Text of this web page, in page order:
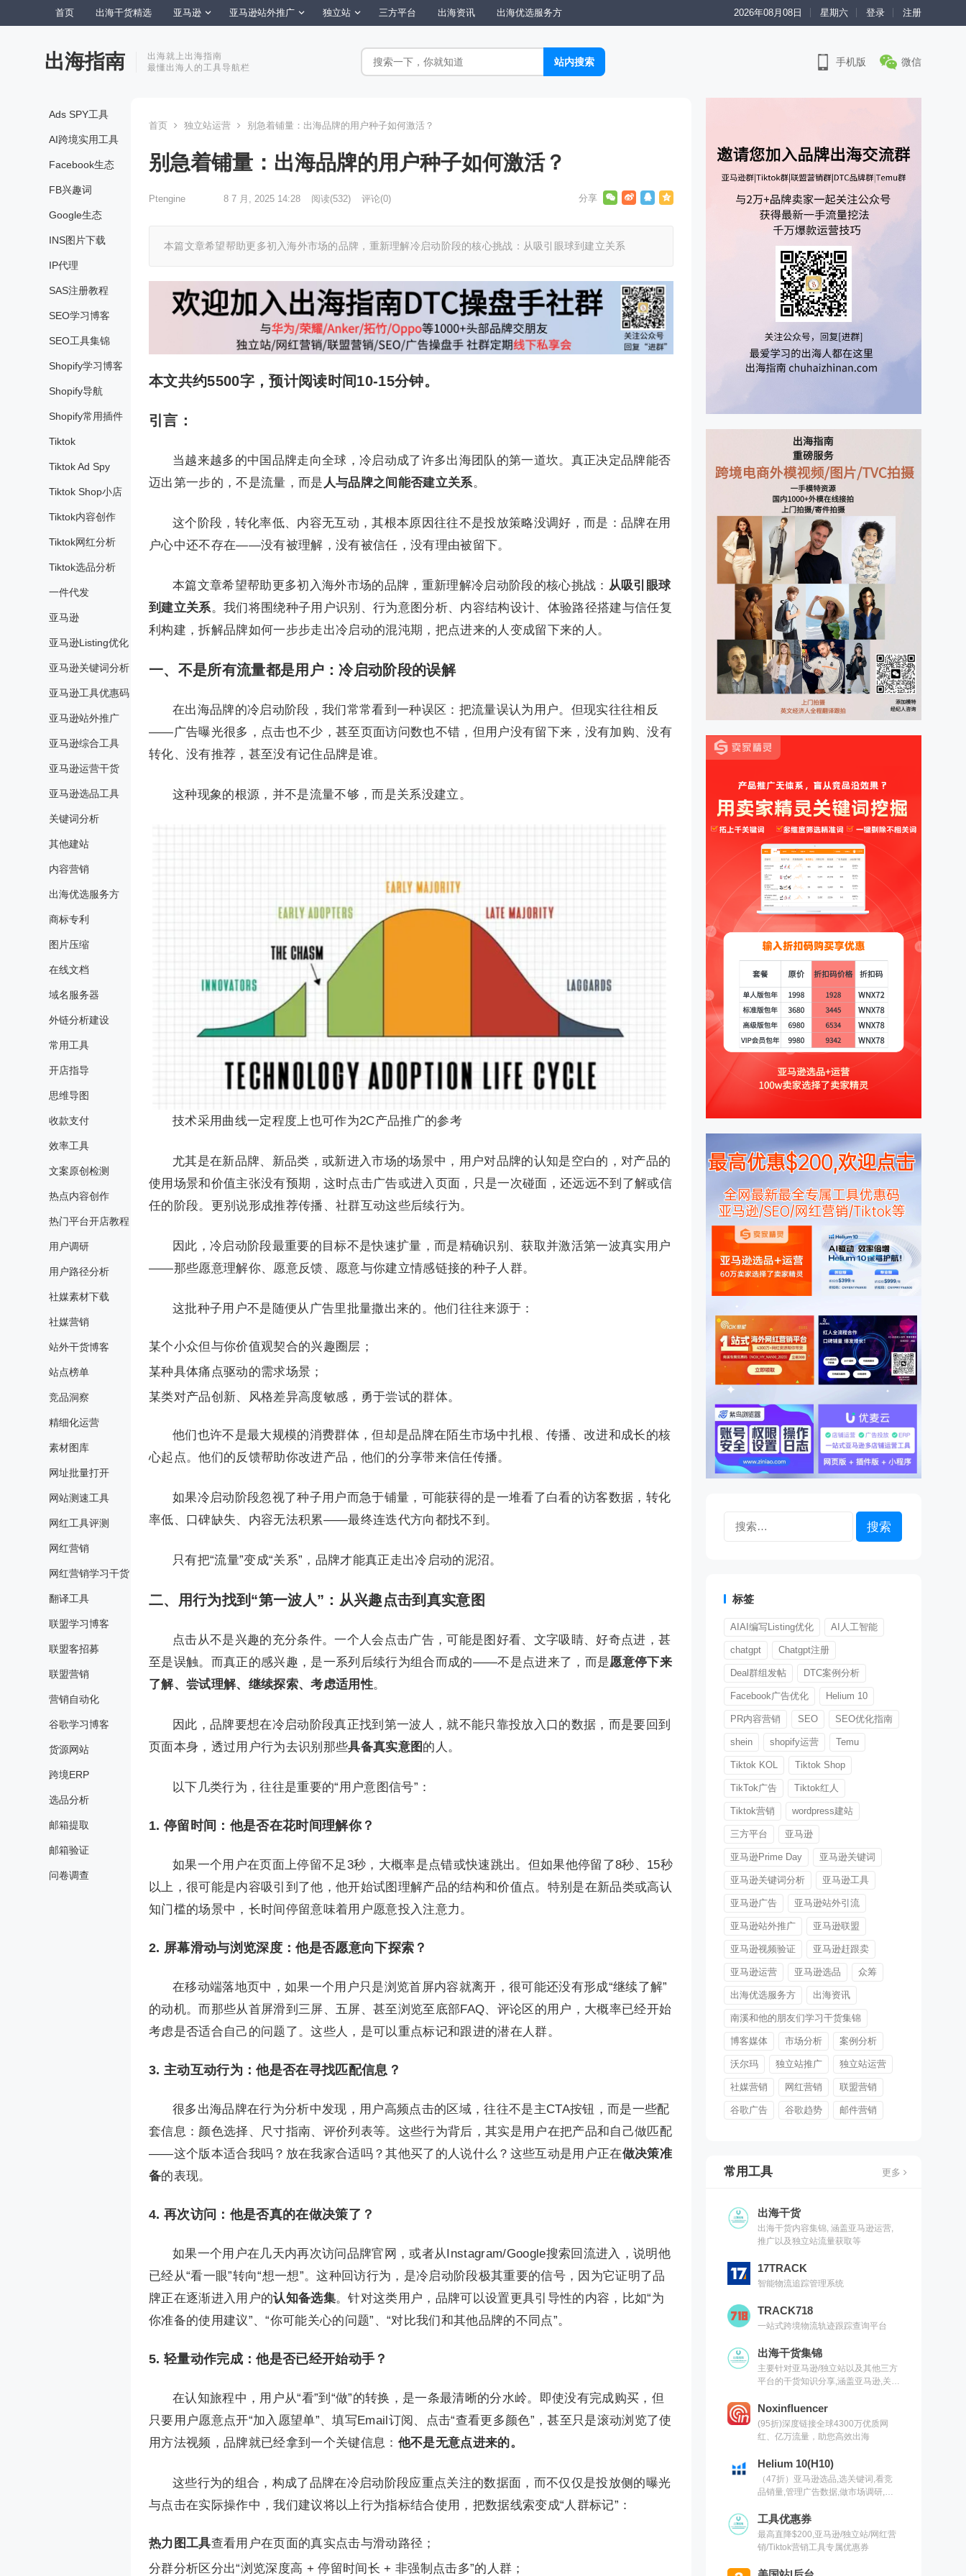
首页 出海干货精选 亚马逊 亚马逊站外推广 独立站 三方平台 出海资讯 出海优选服务方 2026年08月08日 星期六 登录 注册
出海指南
出海就上出海指南
最懂出海人的工具导航栏
手机版 微信
Ads SPY工具
AI跨境实用工具
Facebook生态
FB兴趣词
Google生态
INS图片下载
IP代理
SAS注册教程
SEO学习博客
SEO工具集锦
Shopify学习博客
Shopify导航
Shopify常用插件
Tiktok
Tiktok Ad Spy
Tiktok Shop小店
Tiktok内容创作
Tiktok网红分析
Tiktok选品分析
一件代发
亚马逊
亚马逊Listing优化
亚马逊关键词分析
亚马逊工具优惠码
亚马逊站外推广
亚马逊综合工具
亚马逊运营干货
亚马逊选品工具
关键词分析
其他建站
内容营销
出海优选服务方
商标专利
图片压缩
在线文档
域名服务器
外链分析建设
常用工具
开店指导
思维导图
收款支付
效率工具
文案原创检测
热点内容创作
热门平台开店教程
用户调研
用户路径分析
社媒素材下载
社媒营销
站外干货博客
站点榜单
竞品洞察
精细化运营
素材图库
网址批量打开
网站测速工具
网红工具评测
网红营销
网红营销学习干货
翻译工具
联盟学习博客
联盟客招募
联盟营销
营销自动化
谷歌学习博客
货源网站
跨境ERP
选品分析
邮箱提取
邮箱验证
问卷调查
首页 独立站运营 别急着铺量：出海品牌的用户种子如何激活？
别急着铺量：出海品牌的用户种子如何激活？
Ptengine 8 7 月, 2025 14:28 阅读(532) 评论(0)
本篇文章希望帮助更多初入海外市场的品牌，重新理解冷启动阶段的核心挑战：从吸引眼球到建立关系
本文共约5500字，预计阅读时间10-15分钟。
引言：
当越来越多的中国品牌走向全球，冷启动成了许多出海团队的第一道坎。真正决定品牌能否
迈出第一步的，不是流量，而是 人与品牌之间能否建立关系。
这个阶段，转化率低、内容无互动，其根本原因往往不是投放策略没调好，而是：品牌在用
户心中还不存在——没有被理解，没有被信任，没有理由被留下。
本篇文章希望帮助更多初入海外市场的品牌，重新理解冷启动阶段的核心挑战： 从吸引眼球
到建立关系。我们将围绕种子用户识别、行为意图分析、内容结构设计、体验路径搭建与信任复
利构建，拆解品牌如何一步步走出冷启动的混沌期，把点进来的人变成留下来的人。
一、不是所有流量都是用户：冷启动阶段的误解
在出海品牌的冷启动阶段，我们常常看到一种误区：把流量误认为用户。但现实往往相反
——广告曝光很多，点击也不少，甚至页面访问数也不错，但用户没有留下来，没有加购、没有
转化、没有推荐，甚至没有记住品牌是谁。
这种现象的根源，并不是流量不够，而是关系没建立。
技术采用曲线一定程度上也可作为2C产品推广的参考
尤其是在新品牌、新品类，或新进入市场的场景中，用户对品牌的认知是空白的，对产品的
使用场景和价值主张没有预期，这时点击广告或进入页面，只是一次碰面，还远远不到了解或信
任的阶段。更别说形成推荐传播、社群互动这些后续行为。
因此，冷启动阶段最重要的目标不是快速扩量，而是精确识别、获取并激活第一波真实用户
——那些愿意理解你、愿意反馈、愿意与你建立情感链接的种子人群。
这批种子用户不是随便从广告里批量撒出来的。他们往往来源于：
某个小众但与你价值观契合的兴趣圈层；
某种具体痛点驱动的需求场景；
某类对产品创新、风格差异高度敏感，勇于尝试的群体。
他们也许不是最大规模的消费群体，但却是品牌在陌生市场中扎根、传播、改进和成长的核
心起点。他们的反馈帮助你改进产品，他们的分享带来信任传播。
如果冷启动阶段忽视了种子用户而急于铺量，可能获得的是一堆看了白看的访客数据，转化
率低、口碑缺失、内容无法积累——最终连迭代方向都找不到。
只有把“流量”变成“关系”，品牌才能真正走出冷启动的泥沼。
二、用行为找到“第一波人”：从兴趣点击到真实意图
点击从不是兴趣的充分条件。一个人会点击广告，可能是图好看、文字吸睛、好奇点进，甚
至是误触。而真正的感兴趣，是一系列后续行为组合而成的——不是点进来了，而是愿意停下来
了解、尝试理解、继续探索、考虑适用性。
因此，品牌要想在冷启动阶段真正找到第一波人，就不能只靠投放入口的数据，而是要回到
页面本身，透过用户行为去识别那些具备真实意图 的人。
以下几类行为，往往是重要的“用户意图信号”：
1. 停留时间：他是否在花时间理解你？
如果一个用户在页面上停留不足3秒，大概率是点错或快速跳出。但如果他停留了8秒、15秒
以上，很可能是内容吸引到了他，他开始试图理解产品的结构和价值点。特别是在新品类或高认
知门槛的场景中，长时间停留意味着用户愿意投入注意力。
2. 屏幕滑动与浏览深度：他是否愿意向下探索？
在移动端落地页中，如果一个用户只是浏览首屏内容就离开，很可能还没有形成“继续了解”
的动机。而那些从首屏滑到三屏、五屏、甚至浏览至底部FAQ、评论区的用户，大概率已经开始
考虑是否适合自己的问题了。这些人，是可以重点标记和跟进的潜在人群。
3. 主动互动行为：他是否在寻找匹配信息？
很多出海品牌在行为分析中发现，用户高频点击的区域，往往不是主CTA按钮，而是一些配
套信息：颜色选择、尺寸指南、评价列表等。这些行为背后，其实是用户在把产品和自己做匹配
——这个版本适合我吗？放在我家合适吗？其他买了的人说什么？这些互动是用户正在做决策准
备的表现。
4. 再次访问：他是否真的在做决策了？
如果一个用户在几天内再次访问品牌官网，或者从Instagram/Google搜索回流进入，说明他
已经从“看一眼”转向“想一想”。这种回访行为，是冷启动阶段极其重要的信号，因为它证明了品
牌正在逐渐进入用户的认知备选集。针对这类用户，品牌可以设置更具引导性的内容，比如“为
你准备的使用建议”、“你可能关心的问题”、“对比我们和其他品牌的不同点”。
5. 轻量动作完成：他是否已经开始动手？
在认知旅程中，用户从“看”到“做”的转换，是一条最清晰的分水岭。即使没有完成购买，但
只要用户愿意点开“加入愿望单”、填写Email订阅、点击“查看更多颜色”，甚至只是滚动浏览了使
用方法视频，品牌就已经拿到一个关键信息： 他不是无意点进来的。
这些行为的组合，构成了品牌在冷启动阶段应重点关注的数据面，而不仅仅是投放侧的曝光
与点击在实际操作中，我们建议将以上行为指标结合使用，把数据线索变成“人群标记”：
热力图工具查看用户在页面的真实点击与滑动路径；
分群分析区分出“浏览深度高 + 停留时间长 + 非强制点击多”的人群；
标签
AIAI编写Listing优化 AI人工智能
chatgpt Chatgpt注册
Deal群组发帖 DTC案例分析
Facebook广告优化 Helium 10
PR内容营销 SEO SEO优化指南
shein shopify运营 Temu
Tiktok KOL Tiktok Shop
TikTok广告 Tiktok红人
Tiktok营销 wordpress建站
三方平台 亚马逊
亚马逊Prime Day 亚马逊关键词
亚马逊关键词分析 亚马逊工具
亚马逊广告 亚马逊站外引流
亚马逊站外推广 亚马逊联盟
亚马逊视频验证 亚马逊赶跟卖
亚马逊运营 亚马逊选品 众筹
出海优选服务方 出海资讯
南溪和他的朋友们学习干货集锦
博客媒体 市场分析 案例分析
沃尔玛 独立站推广 独立站运营
社媒营销 网红营销 联盟营销
谷歌广告 谷歌趋势 邮件营销
常用工具 更多
出海干货
出海干货内容集锦, 涵盖亚马逊运营,
推广以及独立站流量获取等
17TRACK
智能物流追踪管理系统
TRACK718
一站式跨境物流轨迹跟踪查询平台
出海干货集锦
主要针对亚马逊/独立站以及其他三方
平台的干货知识分享,涵盖亚马逊,关键
具以及出海干货集锦,欢迎关注
Noxinfluencer
(95折)深度链接全球4300万优质网
红、亿万流量，助您高效出海
Helium 10(H10)
（47折）亚马逊选品,选关键词,看竞
品销量,管理广告数据,做市场调研,有
工具优惠券
最高直降$200,亚马逊/独立站/网红营
销/Tiktok营销工具专属优惠券